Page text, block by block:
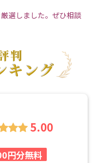
選しました。ぜひ相談
5.00
円分無料